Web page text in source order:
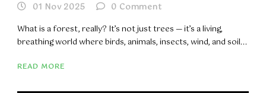
01 Nov 2025 0 Comment
What is a forest, really? It’s not just trees — it’s a living,
breathing world where birds, animals, insects, wind, and soil...
READ MORE